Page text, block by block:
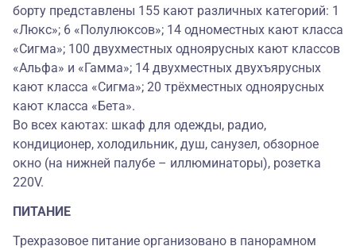
борту представлены 155 кают различных категорий: 1
«Люкс»; 6 «Полулюксов»; 14 одноместных кают класса
«Сигма»; 100 двухместных одноярусных кают классов
«Альфа» и «Гамма»; 14 двухместных двухъярусных
кают класса «Сигма»; 20 трёхместных одноярусных
кают класса «Бета».
Во всех каютах: шкаф для одежды, радио,
кондиционер, холодильник, душ, санузел, обзорное
окно (на нижней палубе – иллюминаторы), розетка
220V.
ПИТАНИЕ
Трехразовое питание организовано в панорамном